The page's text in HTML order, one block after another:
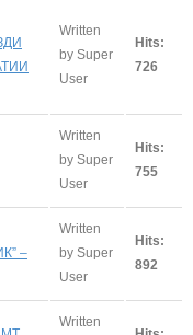
Written
by Super
User
Hits:
726
Written
by Super
User
Hits:
755
–
Written
by Super
User
Hits:
892
Written